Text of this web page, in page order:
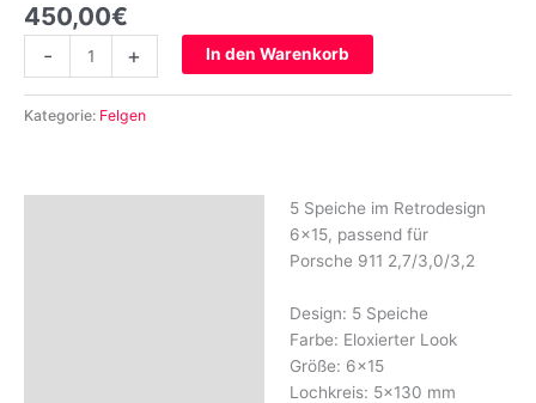
450,00€
-
Look"
Menge
+ In den Warenkorb
Kategorie: Felgen
5 Speiche im Retrodesign
6×15, passend für
Porsche 911 2,7/3,0/3,2
Design: 5 Speiche
Farbe: Eloxierter Look
Größe: 6×15
Lochkreis: 5×130 mm